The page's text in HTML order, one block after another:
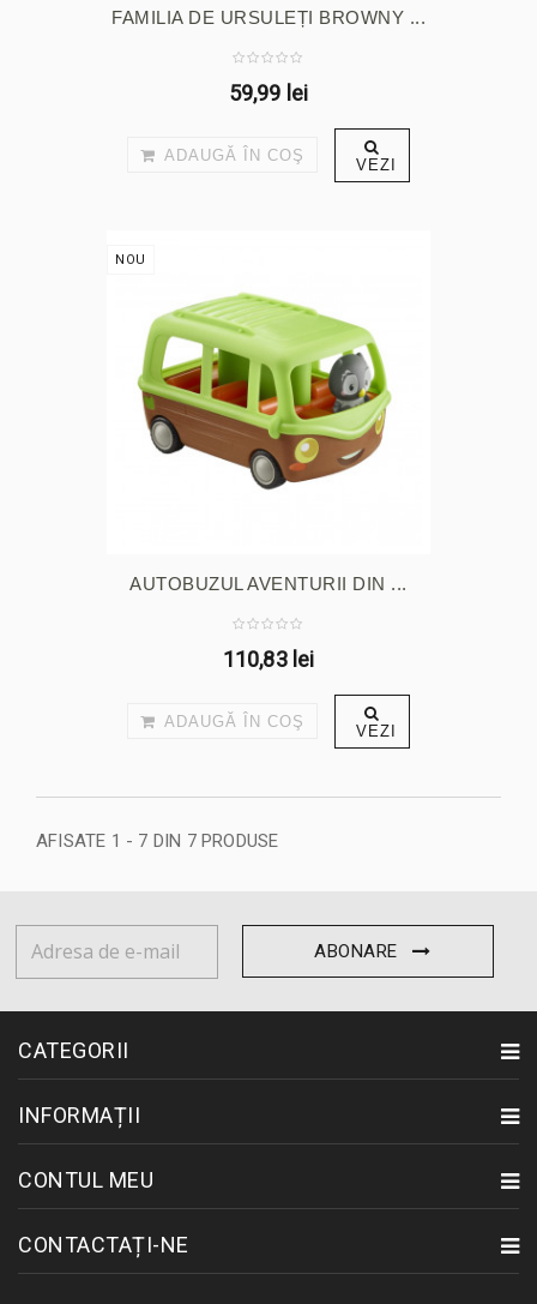
FAMILIA DE URSULEȚI BROWNY ...
59,99 lei
ADAUGĂ ÎN COŞ VEZI
NOU
AUTOBUZUL AVENTURII DIN ...
110,83 lei
ADAUGĂ ÎN COŞ VEZI
AFISATE 1 - 7 DIN 7 PRODUSE
ABONARE
CATEGORII
INFORMAȚII
CONTUL MEU
CONTACTAȚI-NE